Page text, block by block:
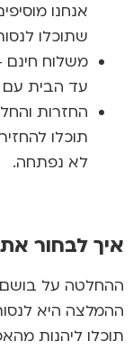
אנחנו
שתוכלו
משלוח חינם
עד הבית עם
החזרות
תוכלו
לא נפתחה.
איך לבחור
ההחלטה על בושם
ההמלצה היא
תוכלו ליהנות